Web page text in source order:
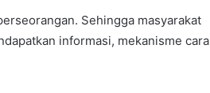
Sehingga masyarakat
informasi, mekanisme cara